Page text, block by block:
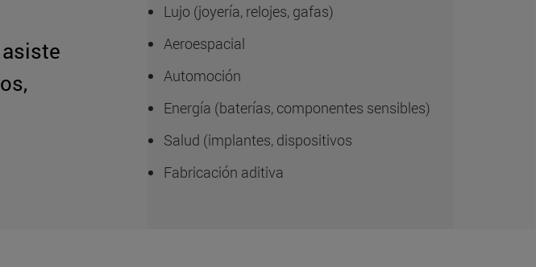
Lujo (joyería, relojes, gafas)
Aeroespacial
Automoción
Energía (baterías, componentes sensibles)
Salud (implantes, dispositivos
Fabricación aditiva